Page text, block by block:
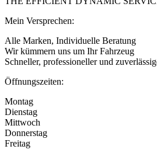
Mein Versprechen:
Alle Marken, Individuelle Beratung
Wir kümmern uns um Ihr Fahrzeug
​Schneller, professioneller und
Öffnungszeiten:
Montag
Dienstag
Mittwoch
Donnerstag
Freitag